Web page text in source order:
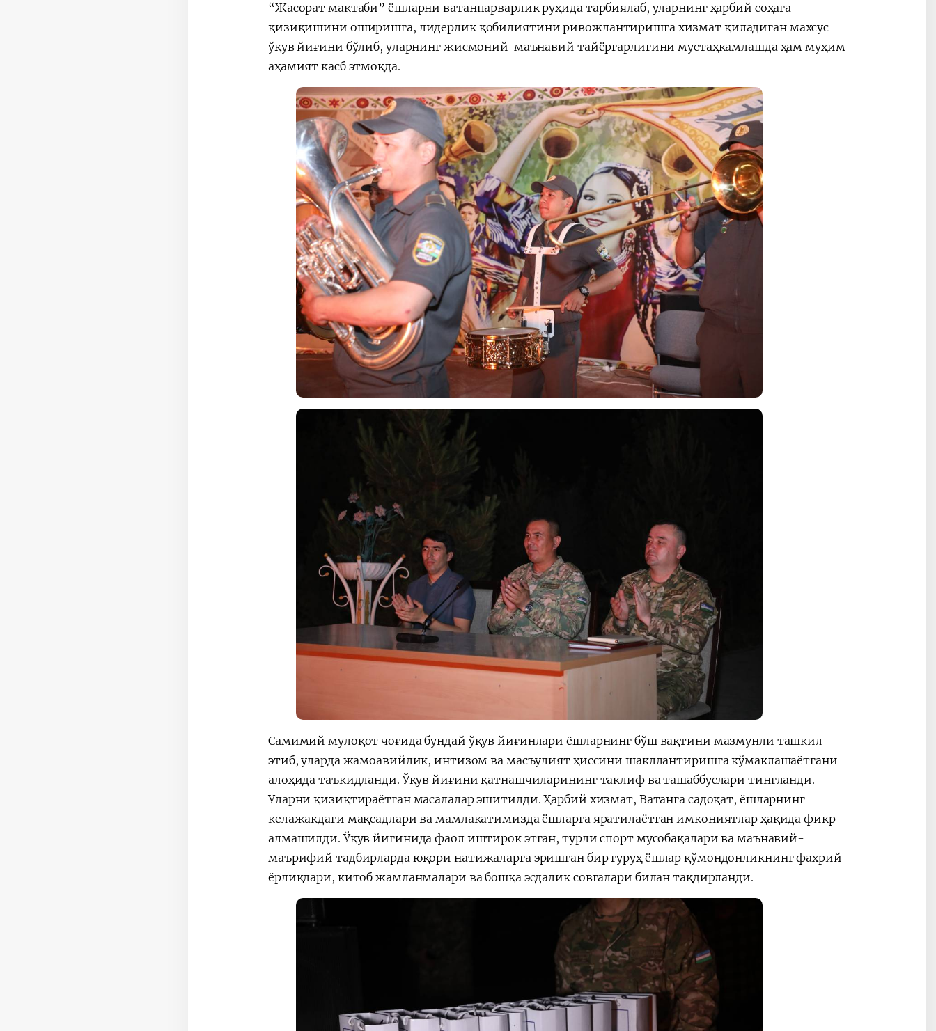
“Жасорат мактаби” ёшларни ватанпарварлик руҳида тарбиялаб, уларнинг ҳарбий соҳага
қизиқишини оширишга, лидерлик қобилиятини ривожлантиришга хизмат қиладиган махсус
ўқув йиғини бўлиб, уларнинг жисмоний ­ маънавий тайёргарлигини мустаҳкамлашда ҳам муҳим
аҳамият касб этмоқда.
Самимий мулоқот чоғида бундай ўқув йиғинлари ёшларнинг бўш вақтини мазмунли ташкил
этиб, уларда жамоавийлик, интизом ва масъулият ҳиссини шакллантиришга кўмаклашаётгани
алоҳида таъкидланди. Ўқув йиғини қатнашчиларининг таклиф ва ташаббуслари тингланди.
Уларни қизиқтираётган масалалар эшитилди. Ҳарбий хизмат, Ватанга садоқат, ёшларнинг
келажакдаги мақсадлари ва мамлакатимизда ёшларга яратилаётган имкониятлар ҳақида фикр
алмашилди. Ўқув йиғинида фаол иштирок этган, турли спорт мусобақалари ва маънавий-
маърифий тадбирларда юқори натижаларга эришган бир гуруҳ ёшлар қўмондонликнинг фахрий
ёрлиқлари, китоб жамланмалари ва бошқа эсдалик совғалари билан тақдирланди.